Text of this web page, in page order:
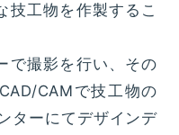
技工物を作製するこ
で撮影を行い、その
CAMで技工物の
ターにてデザインデ